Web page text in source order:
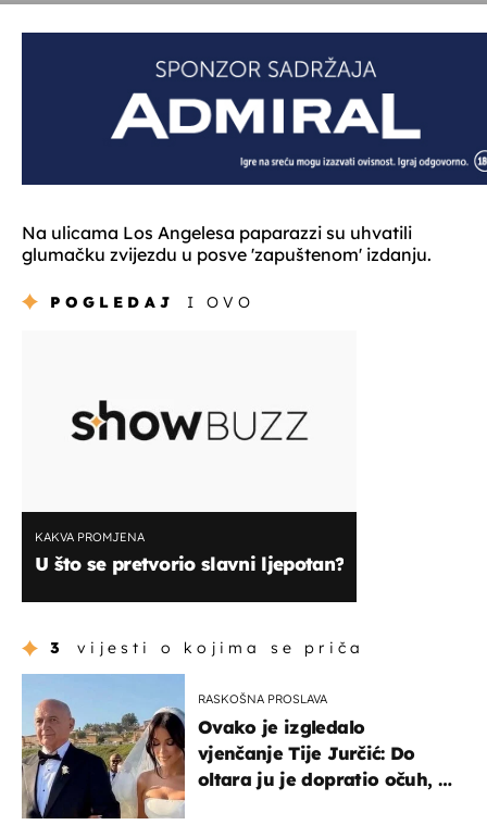
Na ulicama Los Angelesa paparazzi su uhvatili
glumačku zvijezdu u posve 'zapuštenom' izdanju.
POGLEDAJ I OVO
KAKVA PROMJENA
U što se pretvorio slavni ljepotan?
3 vijesti o kojima se priča
RASKOŠNA PROSLAVA
Ovako je izgledalo
vjenčanje Tije Jurčić: Do
oltara ju je dopratio očuh, a